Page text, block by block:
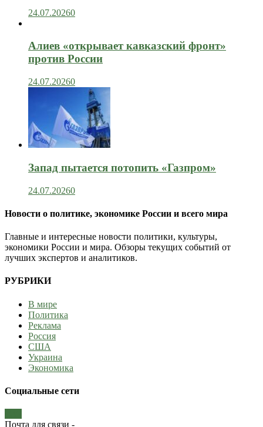
24.07.20260
Алиев «открывает кавказский фронт»
против России
24.07.20260
Запад пытается потопить «Газпром»
24.07.20260
Новости о политике, экономике России и всего мира
Главные и интересные новости политики, культуры,
экономики России и мира. Обзоры текущих событий от
лучших экспертов и аналитиков.
РУБРИКИ
В мире
Политика
Реклама
Россия
США
Украина
Экономика
Социальные сети
Почта для связи -